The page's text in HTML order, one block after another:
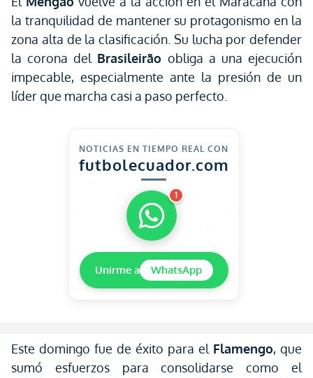
la tranquilidad de mantener su protagonismo en la
zona alta de la clasificación. Su lucha por defender
la corona del Brasileirão obliga a una ejecución
impecable, especialmente ante la presión de un
líder que marcha casi a paso perfecto.
NOTICIAS EN TIEMPO REAL CON
futbolecuador.com
1
Unirme a WhatsApp
Este domingo fue de éxito para el Flamengo, que
sumó esfuerzos para consolidarse como el